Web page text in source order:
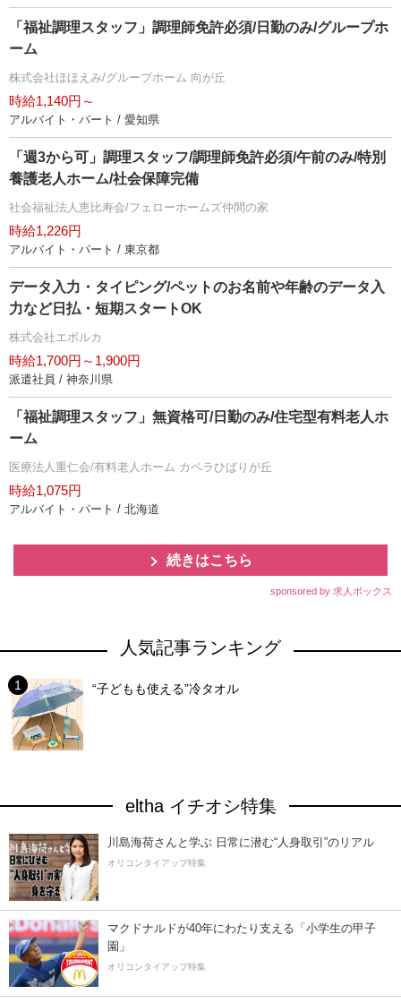
「福祉調理スタッフ」調理師免許必須/日勤のみ/グループホ
ーム
株式会社ほほえみ/グループホーム 向が丘
時給1,140円～
アルバイト・パート / 愛知県
「週3から可」調理スタッフ/調理師免許必須/午前のみ/特別
養護老人ホーム/社会保障完備
社会福祉法人恵比寿会/フェローホームズ仲間の家
時給1,226円
アルバイト・パート / 東京都
データ入力・タイピング/ペットのお名前や年齢のデータ入
力など日払・短期スタートOK
株式会社エボルカ
時給1,700円～1,900円
派遣社員 / 神奈川県
「福祉調理スタッフ」無資格可/日勤のみ/住宅型有料老人ホ
ーム
医療法人重仁会/有料老人ホーム カペラひばりが丘
時給1,075円
アルバイト・パート / 北海道
続きはこちら
sponsored by 求人ボックス
人気記事ランキング
“子どもも使える”冷タオル
eltha イチオシ特集
川島海荷さんと学ぶ 日常に潜む“人身取引”のリアル
オリコンタイアップ特集
マクドナルドが40年にわたり支える「小学生の甲子
園」
オリコンタイアップ特集